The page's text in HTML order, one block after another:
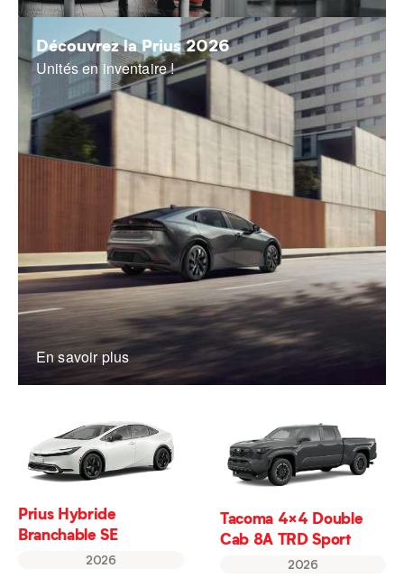
Découvrez la Prius 2026
Unités en inventaire !
En savoir plus
Prius Hybride
Branchable SE
2026
Tacoma 4×4 Double
Cab 8A TRD Sport
2026